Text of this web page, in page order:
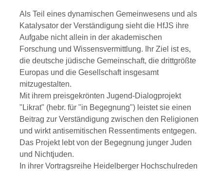
Als Teil eines dynamischen Gemeinwesens und als
Katalysator der Verständigung sieht die HfJS ihre
Aufgabe nicht allein in der akademischen
Forschung und Wissensvermittlung. Ihr Ziel ist es,
die deutsche jüdische Gemeinschaft, die drittgrößte
Europas und die Gesellschaft insgesamt
mitzugestalten.
Mit ihrem preisgekrönten Jugend-Dialogprojekt
"Likrat" (hebr. für "in Begegnung") leistet sie einen
Beitrag zur Verständigung zwischen den Religionen
und wirkt antisemitischen Ressentiments entgegen.
Das Projekt lebt von der Begegnung junger Juden
und Nichtjuden.
In ihrer Vortragsreihe Heidelberger Hochschulreden